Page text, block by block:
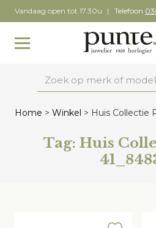
Skip
to
content
Vandaag open tot 17.30u Telefoon
Toggle navigation
Home > Winkel > Huis Collectie
Tag: Huis